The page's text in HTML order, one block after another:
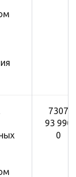
7307
93 990
0